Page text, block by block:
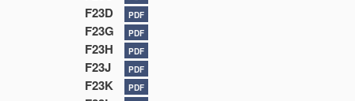
F23D PDF
F23G PDF
F23H PDF
F23J PDF
F23K PDF